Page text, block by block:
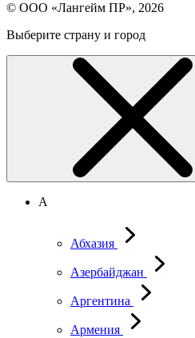
© ООО «Лангейм ПР», 2026
Выберите страну и город
А
Абхазия
Азербайджан
Аргентина
Армения